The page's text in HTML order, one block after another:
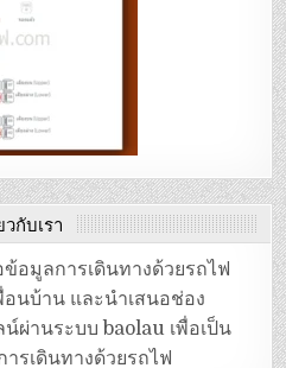
วกับเรา
ข้อมูลการเดินทางด้วยรถไฟ
อนบ้าน และนำเสนอช่อง
ผ่านระบบ baolau เพื่อเป็น
รเดินทางด้วยรถไฟ